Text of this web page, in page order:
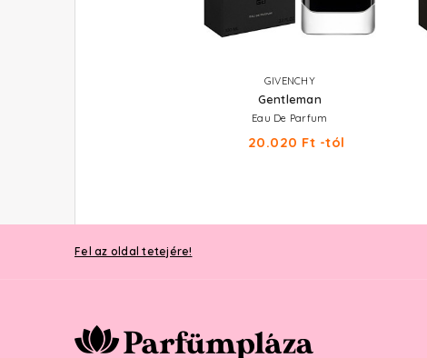
GIVENCHY
Gentleman
Eau De Parfum
20.020 Ft -tól
Fel az oldal tetejére!